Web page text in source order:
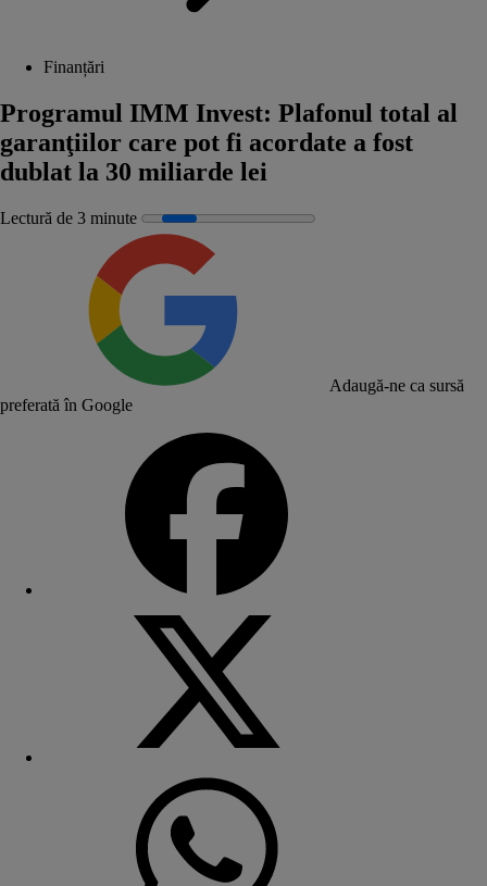
Finanțări
Programul IMM Invest: Plafonul total al
garanţiilor care pot fi acordate a fost
dublat la 30 miliarde lei
Lectură de 3 minute
Adaugă-ne ca sursă
preferată în Google